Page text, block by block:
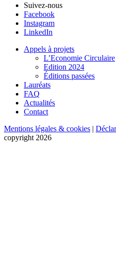
Suivez-nous
Facebook
Instagram
LinkedIn
Appels à projets
L’Economie Circulaire
Edition 2024
Éditions passées
Lauréats
FAQ
Actualités
Contact
Mentions légales & cookies |
copyright 2026